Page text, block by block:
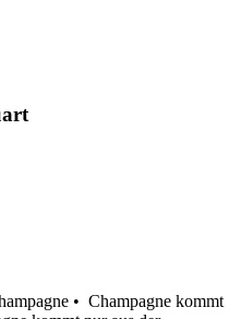
• Champagne kommt